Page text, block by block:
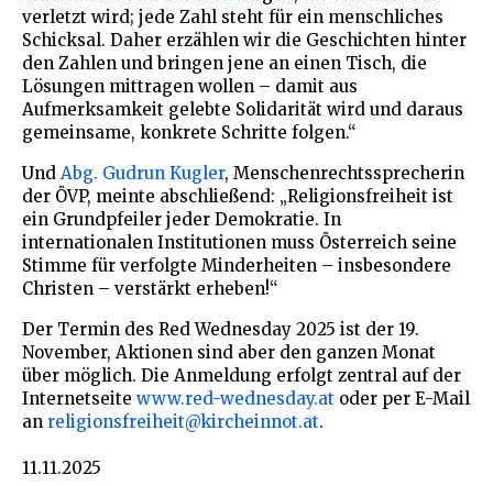
verletzt wird; jede Zahl steht für ein menschliches
Schicksal. Daher erzählen wir die Geschichten hinter
den Zahlen und bringen jene an einen Tisch, die
Lösungen mittragen wollen – damit aus
Aufmerksamkeit gelebte Solidarität wird und daraus
gemeinsame, konkrete Schritte folgen.“
Und Abg. Gudrun Kugler, Menschenrechtssprecherin
der ÖVP, meinte abschließend: „Religionsfreiheit ist
ein Grundpfeiler jeder Demokratie. In
internationalen Institutionen muss Österreich seine
Stimme für verfolgte Minderheiten – insbesondere
Christen – verstärkt erheben!“
Der Termin des Red Wednesday 2025 ist der 19.
November, Aktionen sind aber den ganzen Monat
über möglich. Die Anmeldung erfolgt zentral auf der
Internetseite www.red-wednesday.at oder per E-Mail
an religionsfreiheit@kircheinnot.at.
11.11.2025